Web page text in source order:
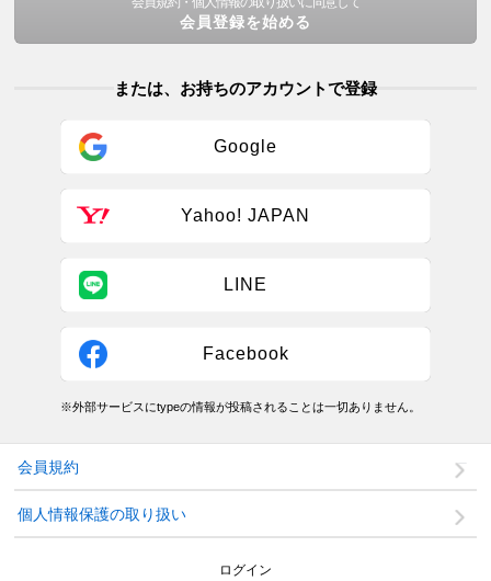
会員登録を始める
または、お持ちのアカウントで登録
Google
Yahoo! JAPAN
LINE
Facebook
※外部サービスにtypeの情報が投稿されることは一切ありません。
会員規約
個人情報保護の取り扱い
ログイン